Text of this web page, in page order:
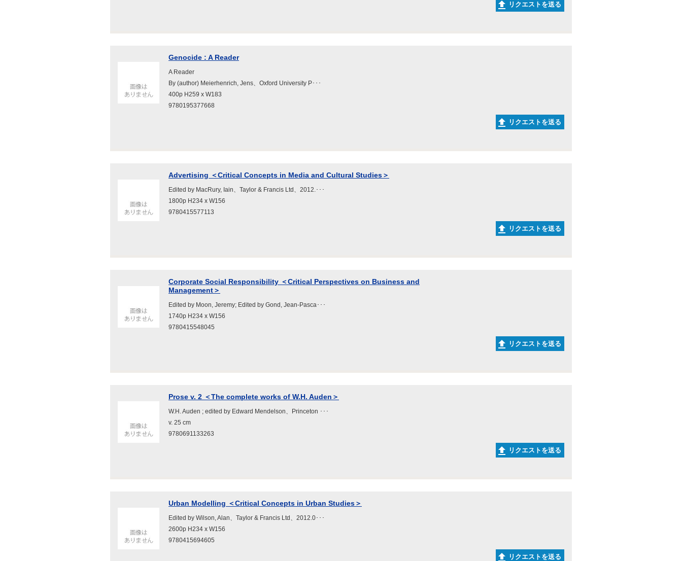
リクエストを送る
Genocide : A Reader
A Reader
By (author) Meierhenrich, Jens、Oxford University P･･･
400p H259 x W183
9780195377668
リクエストを送る
Advertising ＜Critical Concepts in Media and Cultural Studies＞
Edited by MacRury, Iain、Taylor & Francis Ltd、2012.･･･
1800p H234 x W156
9780415577113
リクエストを送る
Corporate Social Responsibility ＜Critical Perspectives on Business and
Management＞
Edited by Moon, Jeremy; Edited by Gond, Jean-Pasca･･･
1740p H234 x W156
9780415548045
リクエストを送る
Prose v. 2 ＜The complete works of W.H. Auden＞
W.H. Auden ; edited by Edward Mendelson、Princeton ･･･
v. 25 cm
9780691133263
リクエストを送る
Urban Modelling ＜Critical Concepts in Urban Studies＞
Edited by Wilson, Alan、Taylor & Francis Ltd、2012.0･･･
2600p H234 x W156
9780415694605
リクエストを送る